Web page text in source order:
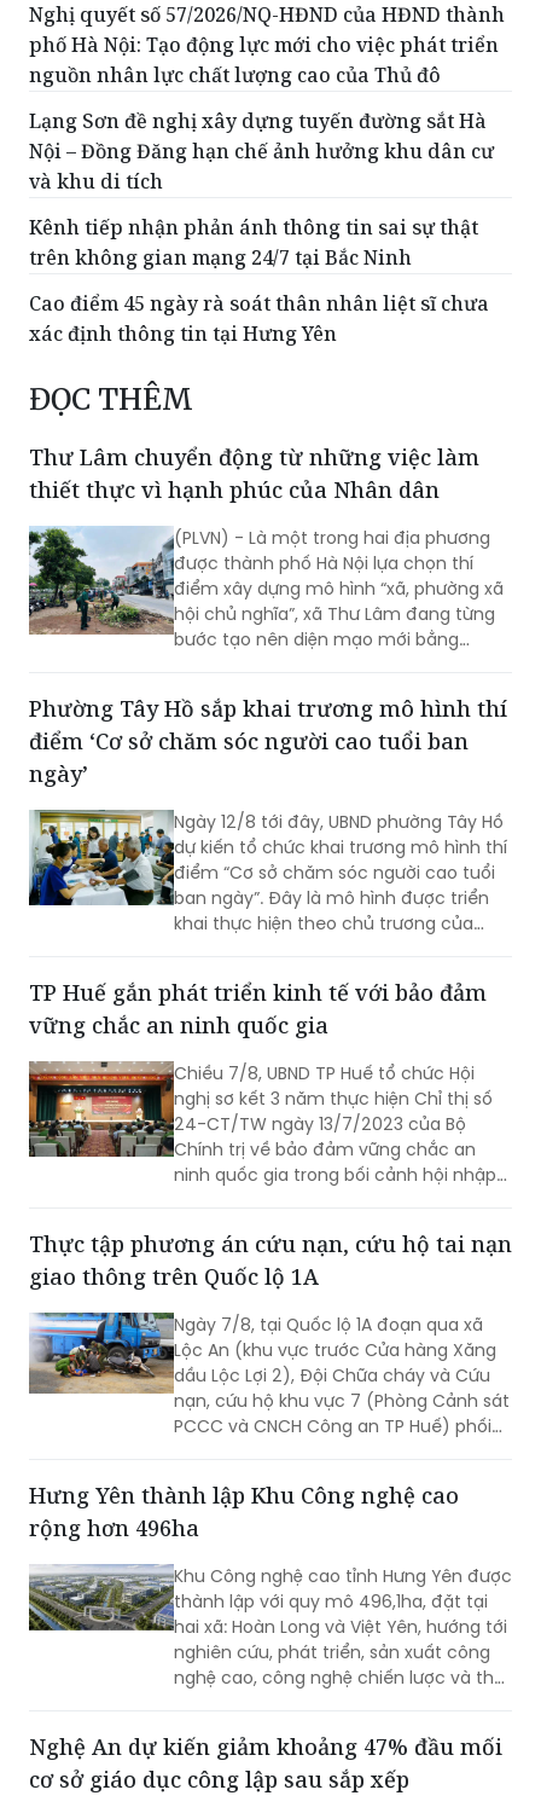
Nghị quyết số 57/2026/NQ-HĐND của HĐND thành
phố Hà Nội: Tạo động lực mới cho việc phát triển
nguồn nhân lực chất lượng cao của Thủ đô
Lạng Sơn đề nghị xây dựng tuyến đường sắt Hà
Nội – Đồng Đăng hạn chế ảnh hưởng khu dân cư
và khu di tích
Kênh tiếp nhận phản ánh thông tin sai sự thật
trên không gian mạng 24/7 tại Bắc Ninh
Cao điểm 45 ngày rà soát thân nhân liệt sĩ chưa
xác định thông tin tại Hưng Yên
ĐỌC THÊM
Thư Lâm chuyển động từ những việc làm
thiết thực vì hạnh phúc của Nhân dân
(PLVN) - Là một trong hai địa phương
được thành phố Hà Nội lựa chọn thí
điểm xây dựng mô hình “xã, phường xã
hội chủ nghĩa”, xã Thư Lâm đang từng
bước tạo nên diện mạo mới bằng
hàng cây, bồn hoa được chăm sóc đến
các ao hồ được cải tạo, làm sạch…, tất
của Nhân dân với mục tiêu lấy người
dân làm trung tâm, lấy chất lượng
cuộc sống làm thước đo cho sự phát
triển.
Phường Tây Hồ sắp khai trương mô hình thí
điểm ‘Cơ sở chăm sóc người cao tuổi ban
ngày’
Ngày 12/8 tới đây, UBND phường Tây Hồ
dự kiến tổ chức khai trương mô hình thí
điểm “Cơ sở chăm sóc người cao tuổi
ban ngày”. Đây là mô hình được triển
khai thực hiện theo chủ trương của
xã, phường.
TP Huế gắn phát triển kinh tế với bảo đảm
vững chắc an ninh quốc gia
Chiều 7/8, UBND TP Huế tổ chức Hội
nghị sơ kết 3 năm thực hiện Chỉ thị số
24-CT/TW ngày 13/7/2023 của Bộ
Chính trị về bảo đảm vững chắc an
ninh quốc gia trong bối cảnh hội nhập
Thực tập phương án cứu nạn, cứu hộ tai nạn
giao thông trên Quốc lộ 1A
Ngày 7/8, tại Quốc lộ 1A đoạn qua xã
Lộc An (khu vực trước Cửa hàng Xăng
dầu Lộc Lợi 2), Đội Chữa cháy và Cứu
nạn, cứu hộ khu vực 7 (Phòng Cảnh sát
PCCC và CNCH Công an TP Huế) phối
huống tai nạn giao thông đường bộ có
huy động nhiều lực lượng, phương tiện
Hưng Yên thành lập Khu Công nghệ cao
rộng hơn 496ha
Khu Công nghệ cao tỉnh Hưng Yên được
thành lập với quy mô 496,1ha, đặt tại
hai xã: Hoàn Long và Việt Yên, hướng tới
nghiên cứu, phát triển, sản xuất công
nghệ cao, công nghệ chiến lược và thu
Nghệ An dự kiến giảm khoảng 47% đầu mối
cơ sở giáo dục công lập sau sắp xếp